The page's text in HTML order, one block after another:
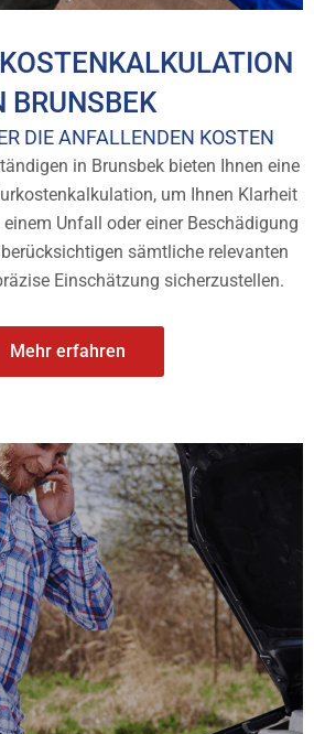
BRUNSBEK
DIE ANFALLENDEN KOSTEN
in Brunsbek bieten Ihnen eine
um Ihnen Klarheit
Unfall oder einer Beschädigung
sämtliche relevanten
Einschätzung sicherzustellen.
Mehr erfahren